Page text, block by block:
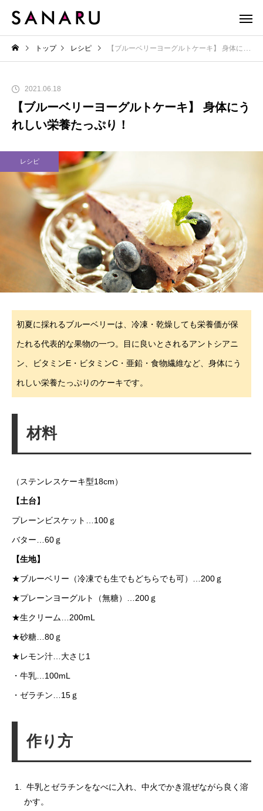
トップ レシピ 【ブルーベリーヨーグルトケーキ】 身体にうれしい栄養たっぷり！
2021.06.18
【ブルーベリーヨーグルトケーキ】 身体にう
れしい栄養たっぷり！
レシピ
初夏に採れるブルーベリーは、冷凍・乾燥しても栄養価が保
たれる代表的な果物の一つ。目に良いとされるアントシアニ
ン、ビタミンE・ビタミンC・亜鉛・食物繊維など、身体にう
れしい栄養たっぷりのケーキです。
材料
（ステンレスケーキ型18cm）
【土台】
プレーンビスケット…100ｇ
バター…60ｇ
【生地】
★ブルーベリー（冷凍でも生でもどちらでも可）…200ｇ
★プレーンヨーグルト（無糖）…200ｇ
★生クリーム…200mL
★砂糖…80ｇ
★レモン汁…大さじ1
・牛乳…100mL
・ゼラチン…15ｇ
作り方
牛乳とゼラチンをなべに入れ、中火でかき混ぜながら良く溶
かす。